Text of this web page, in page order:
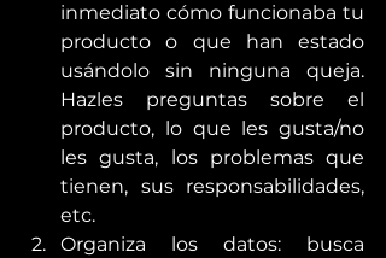
inmediato cómo funcionaba tu
producto o que han estado
usándolo sin ninguna queja.
Hazles preguntas sobre el
producto, lo que les gusta/no
les gusta, los problemas que
tienen, sus responsabilidades,
etc.
Organiza los datos: busca